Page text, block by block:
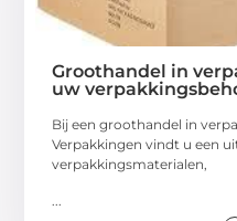
Groothandel in
uw
Bij een groothandel in
Verpakkingen vindt u een
verpakkingsmaterialen,